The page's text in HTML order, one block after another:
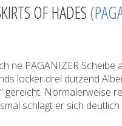
OF HADES
ne PAGANIZER
locker drei dutzend
gereicht. Normalerweise
schlägt er sich